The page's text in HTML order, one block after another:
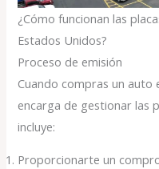
¿Cómo funcionan las
Estados Unidos?
Proceso de emisión
Cuando compras un auto
encarga de gestionar las
incluye:
Proporcionarte un